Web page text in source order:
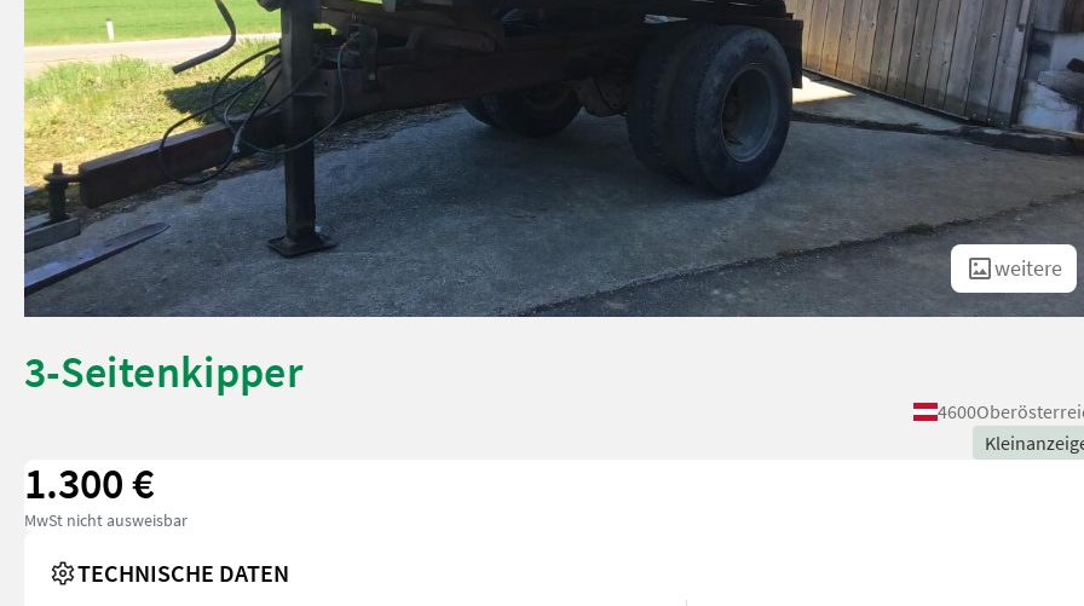
weitere
3-Seitenkipper
4600
1.300 €
MwSt nicht ausweisbar
TECHNISCHE DATEN